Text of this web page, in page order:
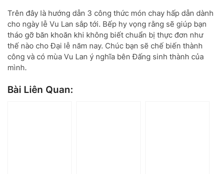
Trên đây là hướng dẫn 3 công thức món chay hấp dẫn dành
cho ngày lễ Vu Lan sắp tới. Bếp hy vọng rằng sẽ giúp bạn
tháo gỡ băn khoăn khi không biết chuẩn bị thực đơn như
thế nào cho Đại lễ năm nay. Chúc bạn sẽ chế biến thành
công và có mùa Vu Lan ý nghĩa bên Đấng sinh thành của
mình.
Bài Liên Quan: